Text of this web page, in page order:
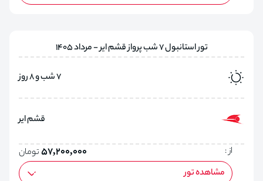
تور استانبول 7 شب پرواز قشم ایر - مرداد 1405
7 شب و 8 روز
قشم ایر
از : 57,200,000تومان
مشاهده تور